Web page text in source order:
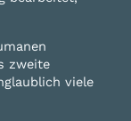
zweite
viele